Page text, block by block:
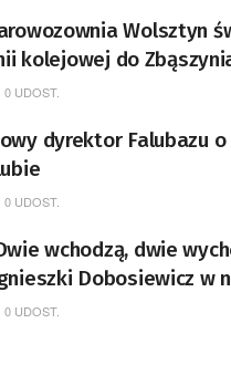
Wolsztyn
kolejowej do
0 UDOST.
dyrektor Falubazu
0 UDOST.
wchodzą, dwie
Dobosiewicz w
0 UDOST.